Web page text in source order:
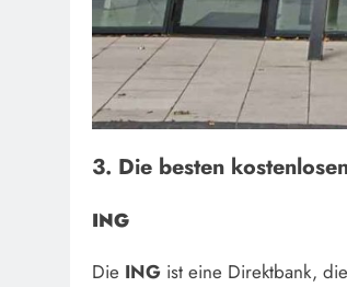
3. Die besten
ING
Die ING ist eine Direktbank,